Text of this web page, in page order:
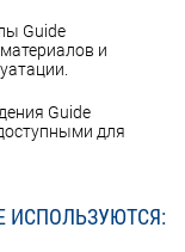
Guide
и
Guide
для
ИСПОЛЬЗУЮТСЯ: